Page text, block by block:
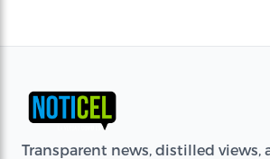
Transparent news, distilled views,